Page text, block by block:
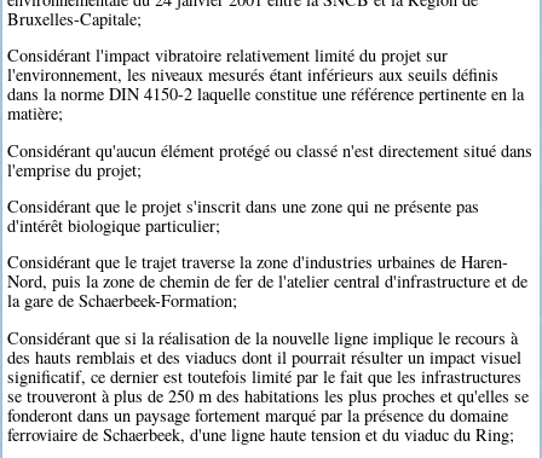
Bruxelles-Capitale;
Considérant l'impact vibratoire relativement limité du projet sur
l'environnement, les niveaux mesurés étant inférieurs aux seuils définis
dans la norme DIN 4150-2 laquelle constitue une référence pertinente en la
matière;
Considérant qu'aucun élément protégé ou classé n'est directement situé dans
l'emprise du projet;
Considérant que le projet s'inscrit dans une zone qui ne présente pas
d'intérêt biologique particulier;
Considérant que le trajet traverse la zone d'industries urbaines de Haren-
Nord, puis la zone de chemin de fer de l'atelier central d'infrastructure et de
la gare de Schaerbeek-Formation;
Considérant que si la réalisation de la nouvelle ligne implique le recours à
des hauts remblais et des viaducs dont il pourrait résulter un impact visuel
significatif, ce dernier est toutefois limité par le fait que les infrastructures
se trouveront à plus de 250 m des habitations les plus proches et qu'elles se
fonderont dans un paysage fortement marqué par la présence du domaine
ferroviaire de Schaerbeek, d'une ligne haute tension et du viaduc du Ring;